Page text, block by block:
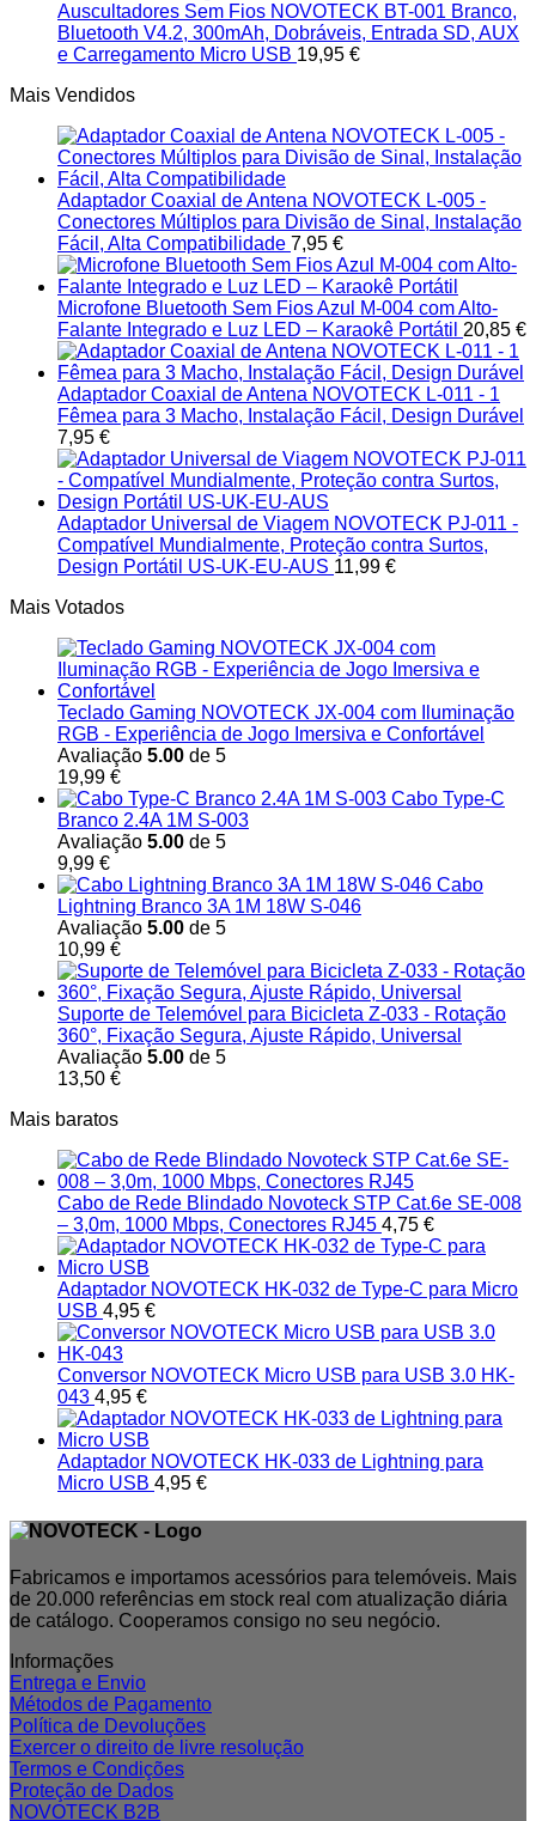
Auscultadores Sem Fios NOVOTECK BT-001 Branco,
Bluetooth V4.2, 300mAh, Dobráveis, Entrada SD, AUX
e Carregamento Micro USB 19,95 €
Mais Vendidos
Adaptador Coaxial de Antena NOVOTECK L-005 -
Conectores Múltiplos para Divisão de Sinal, Instalação
Fácil, Alta Compatibilidade 7,95 €
Microfone Bluetooth Sem Fios Azul M-004 com Alto-
Falante Integrado e Luz LED – Karaokê Portátil 20,85 €
Adaptador Coaxial de Antena NOVOTECK L-011 - 1
Fêmea para 3 Macho, Instalação Fácil, Design Durável
7,95 €
Adaptador Universal de Viagem NOVOTECK PJ-011 -
Compatível Mundialmente, Proteção contra Surtos,
Design Portátil US-UK-EU-AUS 11,99 €
Mais Votados
Teclado Gaming NOVOTECK JX-004 com Iluminação
RGB - Experiência de Jogo Imersiva e Confortável
Avaliação 5.00 de 5
19,99 €
Cabo Type-C
Branco 2.4A 1M S-003
Avaliação 5.00 de 5
9,99 €
Cabo
Lightning Branco 3A 1M 18W S-046
Avaliação 5.00 de 5
10,99 €
Suporte de Telemóvel para Bicicleta Z-033 - Rotação
360°, Fixação Segura, Ajuste Rápido, Universal
Avaliação 5.00 de 5
13,50 €
Mais baratos
Cabo de Rede Blindado Novoteck STP Cat.6e SE-008
– 3,0m, 1000 Mbps, Conectores RJ45 4,75 €
Adaptador NOVOTECK HK-032 de Type-C para Micro
USB 4,95 €
Conversor NOVOTECK Micro USB para USB 3.0 HK-
043 4,95 €
Adaptador NOVOTECK HK-033 de Lightning para
Micro USB 4,95 €
Fabricamos e importamos acessórios para telemóveis. Mais
de 20.000 referências em stock real com atualização diária
de catálogo. Cooperamos consigo no seu negócio.
Informações
Entrega e Envio
Métodos de Pagamento
Política de Devoluções
Exercer o direito de livre resolução
Termos e Condições
Proteção de Dados
NOVOTECK B2B